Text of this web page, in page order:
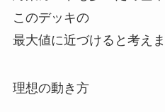
このデッキの
最大値に近づけると考えま
理想の動き方